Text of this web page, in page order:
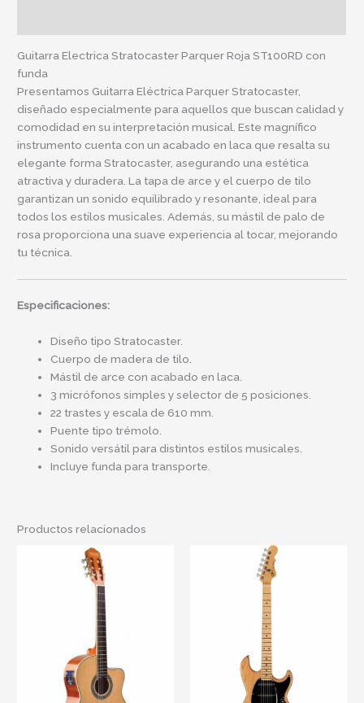
Guitarra Electrica Stratocaster Parquer Roja ST100RD con
funda
Presentamos Guitarra Eléctrica Parquer Stratocaster,
diseñado especialmente para aquellos que buscan calidad y
comodidad en su interpretación musical. Este magnífico
instrumento cuenta con un acabado en laca que resalta su
elegante forma Stratocaster, asegurando una estética
atractiva y duradera. La tapa de arce y el cuerpo de tilo
garantizan un sonido equilibrado y resonante, ideal para
todos los estilos musicales. Además, su mástil de palo de
rosa proporciona una suave experiencia al tocar, mejorando
tu técnica.
Especificaciones:
Diseño tipo Stratocaster.
Cuerpo de madera de tilo.
Mástil de arce con acabado en laca.
3 micrófonos simples y selector de 5 posiciones.
22 trastes y escala de 610 mm.
Puente tipo trémolo.
Sonido versátil para distintos estilos musicales.
Incluye funda para transporte.
Productos relacionados